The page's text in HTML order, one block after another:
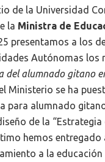
de la Universidad
la Ministra de
presentamos a los
Autónomas los
del alumnado gitano
Ministerio se ha
para alumnado
de la
hemos
a la